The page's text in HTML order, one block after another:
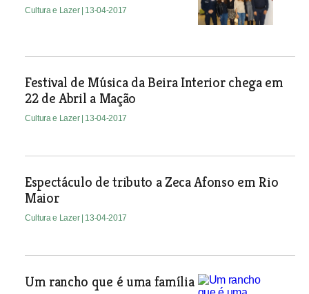
Cultura e Lazer | 13-04-2017
Festival de Música da Beira Interior chega em
22 de Abril a Mação
Cultura e Lazer | 13-04-2017
Espectáculo de tributo a Zeca Afonso em Rio
Maior
Cultura e Lazer | 13-04-2017
Um rancho que é uma família